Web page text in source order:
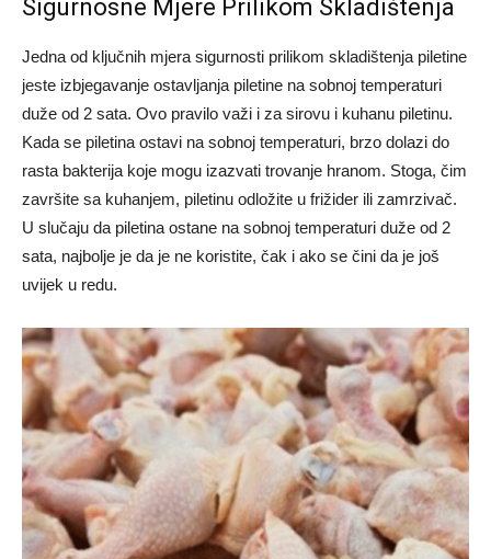
Sigurnosne Mjere Prilikom Skladištenja
Jedna od ključnih mjera sigurnosti prilikom skladištenja piletine
jeste izbjegavanje ostavljanja piletine na sobnoj temperaturi
duže od 2 sata. Ovo pravilo važi i za sirovu i kuhanu piletinu.
Kada se piletina ostavi na sobnoj temperaturi, brzo dolazi do
rasta bakterija koje mogu izazvati trovanje hranom. Stoga, čim
završite sa kuhanjem, piletinu odložite u frižider ili zamrzivač.
U slučaju da piletina ostane na sobnoj temperaturi duže od 2
sata, najbolje je da je ne koristite, čak i ako se čini da je još
uvijek u redu.